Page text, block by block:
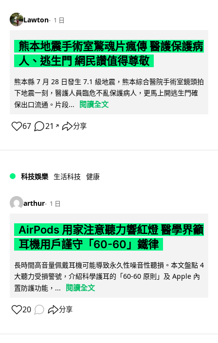
Lawton 1 日
熊本地震手術室驚魂片瘋傳 醫護保護病
人、逃生門 網民讚值得尊敬
熊本縣 7 月 28 日發生 7.1 級地震，熊本綜合醫院手術室鏡頭拍
下地震一刻，醫護人員臨危不亂保護病人，更馬上開逃生門確
保出口流通。片段...
閱讀全文
67 21 ↗ 分享
科技娛樂 生活科技 健康
arthur 1 日
AirPods 用家注意聽力響紅燈 醫學界籲
耳機用戶謹守「60-60」鐵律
長時間高音量佩戴耳機可能導致永久性噪音性聽損。本文盤點 4
大聽力受損警號，介紹科學護耳的「60-60 原則」及 Apple 內
置防護功能，...
閱讀全文
20 分享